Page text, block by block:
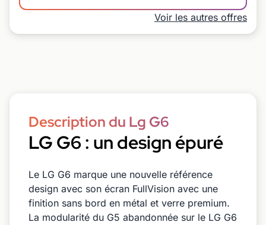
Voir les autres offres
Description du Lg G6
LG G6 : un design épuré
Le LG G6 marque une nouvelle référence
design avec son écran FullVision avec une
finition sans bord en métal et verre premium.
La modularité du G5 abandonnée sur le LG G6